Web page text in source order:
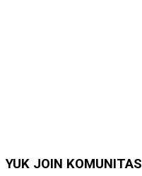
YUK JOIN KOMUNITAS